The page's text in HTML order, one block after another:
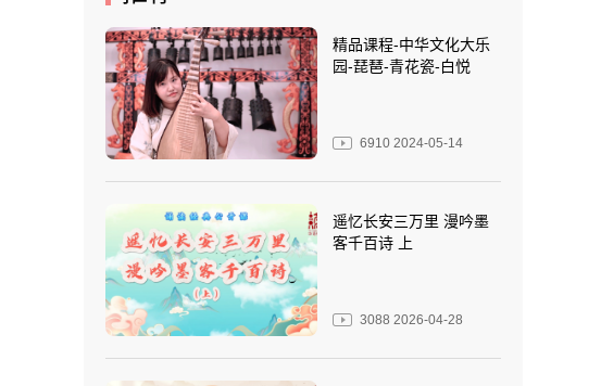
精品课程-中华文化大乐
园-琵琶-青花瓷-白悦
6910 2024-05-14
遥忆长安三万里 漫吟墨
客千百诗 上
3088 2026-04-28